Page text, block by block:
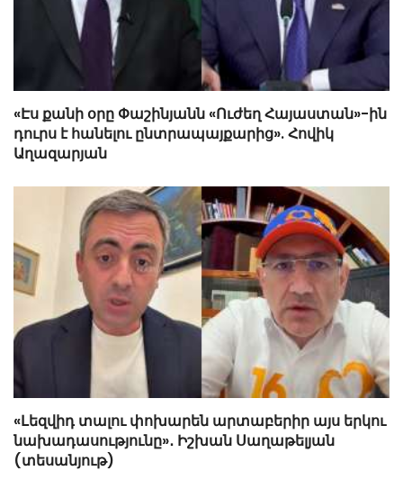
«Էս քանի օրը Փաշինյանն «Ուժեղ Հայաստան»-ին
դուրս է հանելու ընտրապայքարից». Հովիկ
Աղազարյան
«Լեզվիդ տալու փոխարեն արտաբերիր այս երկու
նախադասությունը»․ Իշխան Սաղաթելյան
(տեսանյութ)